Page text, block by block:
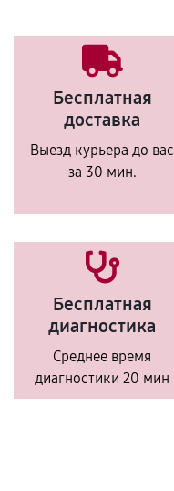
Бесплатная
доставка
Выезд курьера до вас
за 30 мин.
Бесплатная
диагностика
Среднее время
диагностики 20 мин